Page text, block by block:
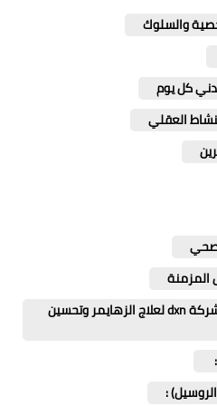
والسلوك
- المنتجات التي تقدمها شركة dxn لعلاج الزهايمر وتحسين